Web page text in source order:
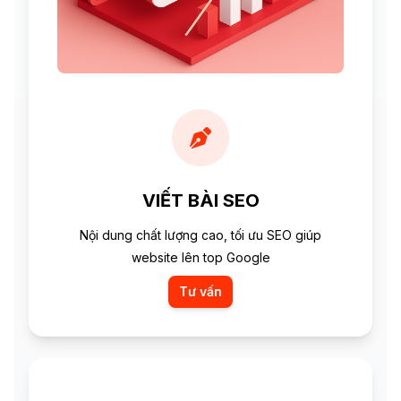
VIẾT BÀI SEO
Nội dung chất lượng cao, tối ưu SEO giúp
website lên top Google
Tư vấn